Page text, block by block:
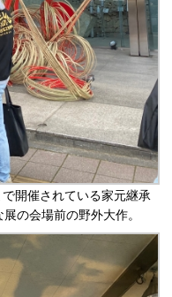
開催されている家元継承
の会場前の野外大作。